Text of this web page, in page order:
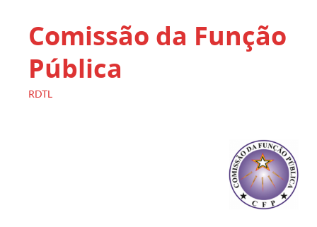
Comissão da Função
Pública
RDTL